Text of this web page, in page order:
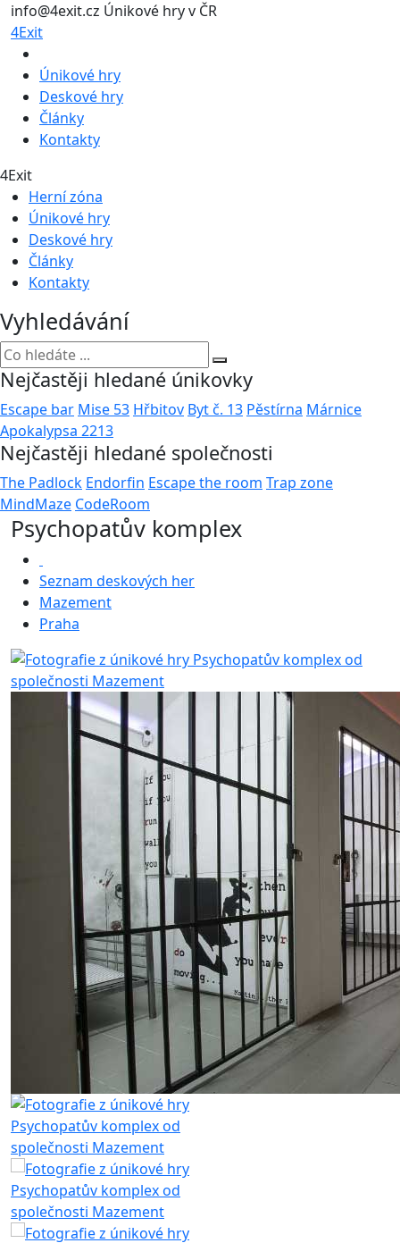
info@4exit.cz Únikové hry v ČR
4Exit
Únikové hry
Deskové hry
Články
Kontakty
4Exit
Herní zóna
Únikové hry
Deskové hry
Články
Kontakty
Vyhledávání
Nejčastěji hledané únikovky
Escape bar Mise 53 Hřbitov Byt č. 13 Pěstírna Márnice
Apokalypsa 2213
Nejčastěji hledané společnosti
The Padlock Endorfin Escape the room Trap zone
MindMaze CodeRoom
Psychopatův komplex
Seznam deskových her
Mazement
Praha